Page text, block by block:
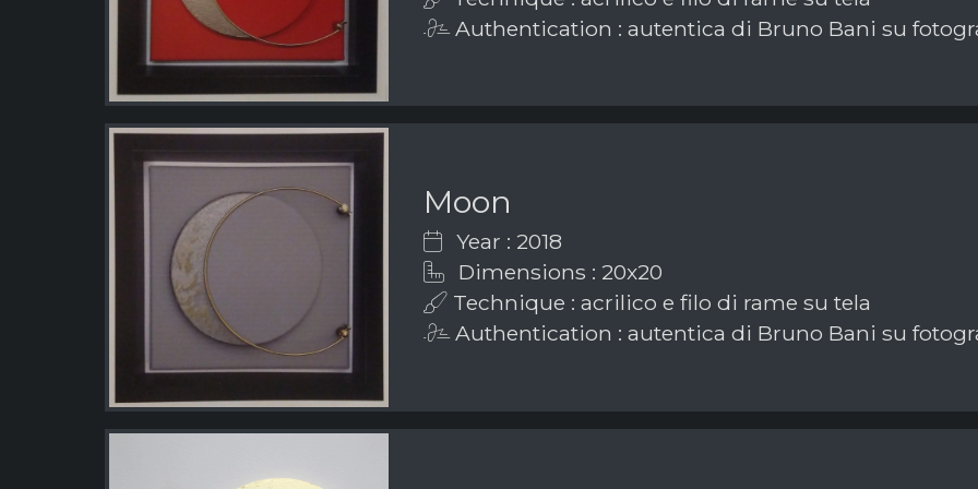
Authentication : autentica di Bruno Bani su
Moon
Year : 2018
Dimensions : 20x20
Technique : acrilico e filo di rame su tela
Authentication : autentica di Bruno Bani su